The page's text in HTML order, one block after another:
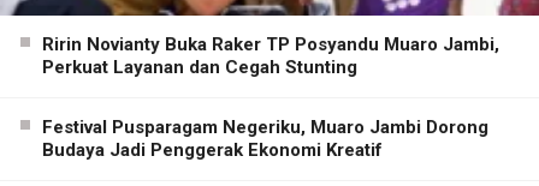
Ririn Novianty Buka Raker TP Posyandu Muaro Jambi,
Perkuat Layanan dan Cegah Stunting
Festival Pusparagam Negeriku, Muaro Jambi Dorong
Budaya Jadi Penggerak Ekonomi Kreatif